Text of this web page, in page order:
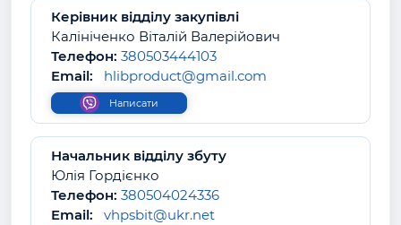
Керівник відділу закупівлі
Калініченко Віталій Валерійович
Телефон: 380503444103
Email:
hlibproduct@gmail.com
Написати
Начальник відділу збуту
Юлія Гордієнко
Телефон: 380504024336
Email:
vhpsbit@ukr.net